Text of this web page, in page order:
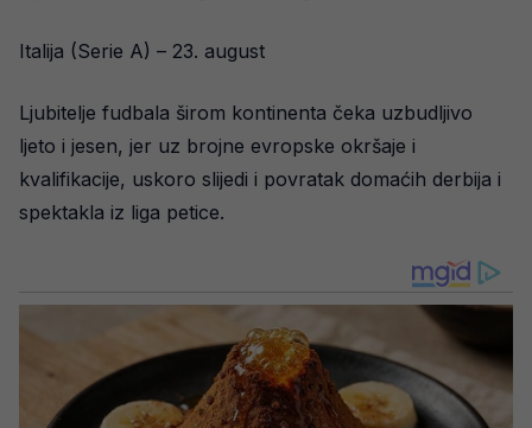
Italija (Serie A) – 23. august
Ljubitelje fudbala širom kontinenta čeka uzbudljivo
ljeto i jesen, jer uz brojne evropske okršaje i
kvalifikacije, uskoro slijedi i povratak domaćih derbija i
spektakla iz liga petice.